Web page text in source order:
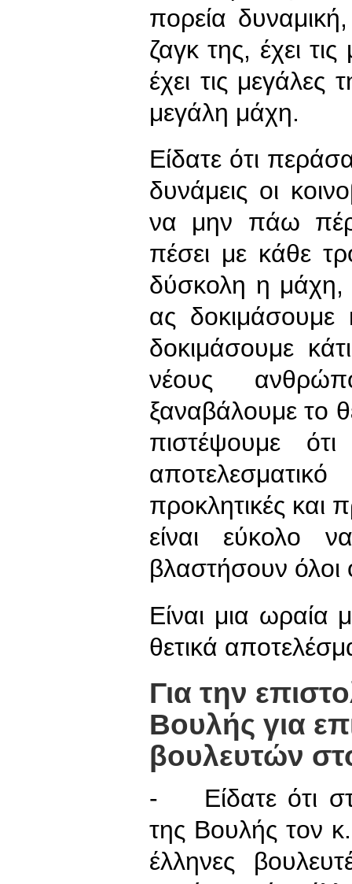
πορεία
ζαγκ της, έχει
έχει τις μεγάλες
μεγάλη μάχη.
Είδατε ότι
δυνάμεις οι
να μην πάω
πέσει με κάθε
δύσκολη η μάχη,
ας
δοκιμάσουμε
νέους
ξαναβάλουμε το
πιστέψουμε
προκλητικές και
είναι εύκολο
βλαστήσουν όλοι
Είναι μια ωραία
θετικά
Για την
Βουλής για
βουλευτών
- Είδατε ότι
της Βουλής τον
έλληνες